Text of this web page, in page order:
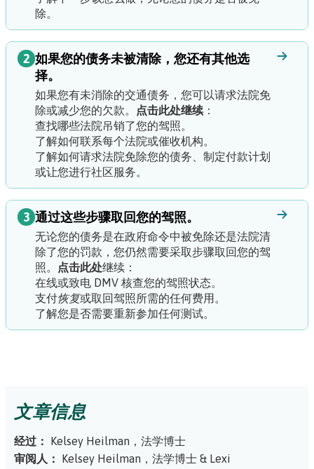
除。
2 如果您的债务未被清除，您还有其他选
择。
如果您有未消除的交通债务，您可以请求法院免
除或减少您的欠款。
点击此处继续：
查找哪些法院吊销了您的驾照。
了解如何联系每个法院或催收机构。
了解如何请求法院免除您的债务、制定付款计划
或让您进行社区服务。
3 通过这些步骤取回您的驾照。
无论您的债务是在政府命令中被免除还是法院清
除了您的罚款，您仍然需要采取步骤取回您的驾
照。
点击此处继续：
在线或致电 DMV 核查您的驾照状态。
支付恢复或取回驾照所需的任何费用。
了解您是否需要重新参加任何测试。
文章信息
经过：
Kelsey Heilman，法学博士
审阅人：
Kelsey Heilman，法学博士 & Lexi